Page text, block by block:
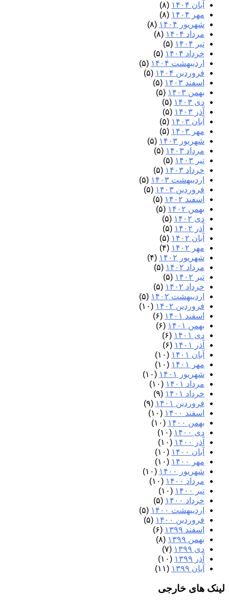
آبان ۱۴۰۴
(۸)
مهر ۱۴۰۴
(۸)
شهریور ۱۴۰۴
(۸)
مرداد ۱۴۰۴
(۸)
تیر ۱۴۰۴
(۵)
خرداد ۱۴۰۴
(۵)
اردیبهشت ۱۴۰۴
(۵)
فروردین ۱۴۰۴
(۵)
اسفند ۱۴۰۳
(۵)
بهمن ۱۴۰۳
(۵)
دی ۱۴۰۳
(۵)
آذر ۱۴۰۳
(۵)
آبان ۱۴۰۳
(۵)
مهر ۱۴۰۳
(۵)
شهریور ۱۴۰۳
(۵)
مرداد ۱۴۰۳
(۵)
تیر ۱۴۰۳
(۵)
خرداد ۱۴۰۳
(۵)
اردیبهشت ۱۴۰۳
(۵)
فروردین ۱۴۰۳
(۵)
اسفند ۱۴۰۲
(۵)
بهمن ۱۴۰۲
(۵)
دی ۱۴۰۲
(۵)
آذر ۱۴۰۲
(۵)
آبان ۱۴۰۲
(۵)
مهر ۱۴۰۲
(۴)
شهریور ۱۴۰۲
(۴)
مرداد ۱۴۰۲
(۵)
تیر ۱۴۰۲
(۵)
خرداد ۱۴۰۲
(۵)
اردیبهشت ۱۴۰۲
(۵)
فروردین ۱۴۰۲
(۱۰)
اسفند ۱۴۰۱
(۶)
بهمن ۱۴۰۱
(۶)
دی ۱۴۰۱
(۶)
آذر ۱۴۰۱
(۶)
آبان ۱۴۰۱
(۱۰)
مهر ۱۴۰۱
(۱۰)
شهریور ۱۴۰۱
(۱۰)
مرداد ۱۴۰۱
(۱۰)
خرداد ۱۴۰۱
(۹)
فروردین ۱۴۰۱
(۹)
اسفند ۱۴۰۰
(۱۰)
بهمن ۱۴۰۰
(۱۰)
دی ۱۴۰۰
(۱۰)
آذر ۱۴۰۰
(۱۰)
آبان ۱۴۰۰
(۱۰)
مهر ۱۴۰۰
(۱۰)
شهریور ۱۴۰۰
(۱۰)
مرداد ۱۴۰۰
(۱۰)
تیر ۱۴۰۰
(۱۰)
خرداد ۱۴۰۰
(۵)
اردیبهشت ۱۴۰۰
(۵)
فروردین ۱۴۰۰
(۵)
اسفند ۱۳۹۹
(۶)
بهمن ۱۳۹۹
(۸)
دی ۱۳۹۹
(۷)
آذر ۱۳۹۹
(۱۰)
آبان ۱۳۹۹
(۱۱)
لینک های خارجی